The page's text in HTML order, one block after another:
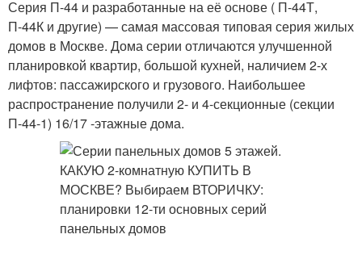
Серия П-44 и разработанные на её основе ( П-44Т,
П-44К и другие) — самая массовая типовая серия жилых
домов в Москве. Дома серии отличаются улучшенной
планировкой квартир, большой кухней, наличием 2-х
лифтов: пассажирского и грузового. Наибольшее
распространение получили 2- и 4-секционные (секции
П-44-1) 16/17 -этажные дома.